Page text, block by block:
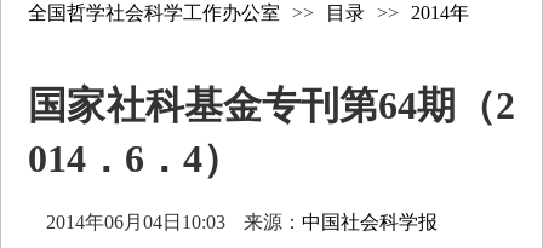
全国哲学社会科学工作办公室 >> 目录 >> 2014年
国家社科基金专刊第64期（2
014．6．4）
2014年06月04日10:03 来源：中国社会科学报